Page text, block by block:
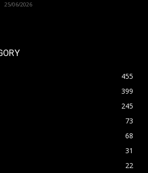
25/06/2026
455
399
245
73
68
31
22